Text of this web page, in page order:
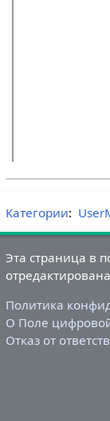
Категории:
Эта страница в
Политика
О Поле
Отказ от